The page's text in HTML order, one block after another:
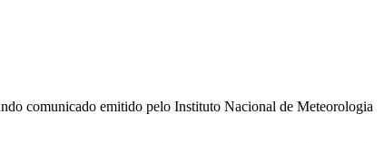
comunicado emitido pelo Instituto Nacional de Meteorologia